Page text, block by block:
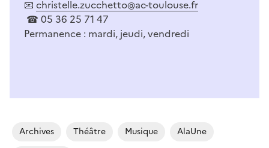
📧 christelle.zucchetto@ac-toulouse.fr
☎ 05 36 25 71 47
Permanence : mardi, jeudi, vendredi
Archives Théâtre Musique
AlaUne